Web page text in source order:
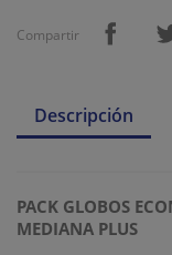
Compartir
Descripción
PACK GLOBOS
MEDIANA PLUS